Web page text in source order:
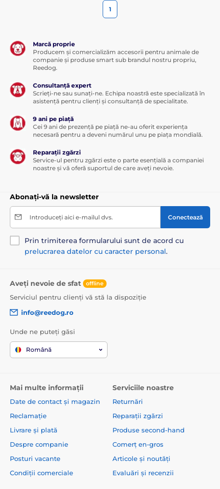
1
Marcă proprie
Producem și comercializăm accesorii pentru animale de
companie și produse smart sub brandul nostru propriu,
Reedog.
Consultanță expert
Scrieți-ne sau sunați-ne. Echipa noastră este specializată în
asistență pentru clienți și consultanță de specialitate.
9 ani pe piață
Cei 9 ani de prezență pe piață ne-au oferit experiența
necesară pentru a deveni numărul unu pe piața mondială.
Reparații zgărzi
Service-ul pentru zgărzi este o parte esențială a companiei
noastre și vă oferă suportul de care aveți nevoie.
Abonați-vă la newsletter
Introduceți aici e-mailul dvs. Conectează
Prin trimiterea formularului sunt de acord cu
prelucrarea datelor cu caracter personal.
Aveți nevoie de sfat offline
Serviciul pentru clienți vă stă la dispoziție
info@reedog.ro
Unde ne puteți găsi
Română
Mai multe informații
Date de contact și magazin
Reclamație
Livrare și plată
Despre companie
Posturi vacante
Condiții comerciale
Serviciile noastre
Returnări
Reparații zgărzi
Produse second-hand
Comerț en-gros
Articole și noutăți
Evaluări și recenzii